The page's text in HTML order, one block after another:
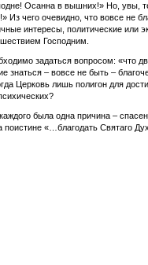
Осанна в вышних!» Но, увы,
Из чего очевидно, что вовсе не
интересы, политические или
Господним.
задаться вопросом: «что
знаться – вовсе не быть –
Церковь лишь полигон для
была одна причина –
поистине «…благодать Святаго